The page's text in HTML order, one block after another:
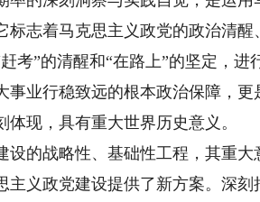
标志着马克思主义政党的政治清醒
考”的清醒和“在路上”的坚定，进
业行稳致远的根本政治保障，更
现，具有重大世界历史意义。
的战略性、基础性工程，其重大
义政党建设提供了新方案。深刻